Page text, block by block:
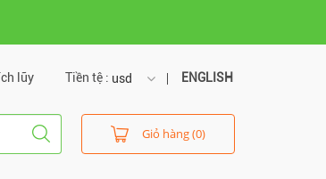
Tiền tệ : usd
usd
vnd
ENGLISH
lũy
Giỏ hàng (0)